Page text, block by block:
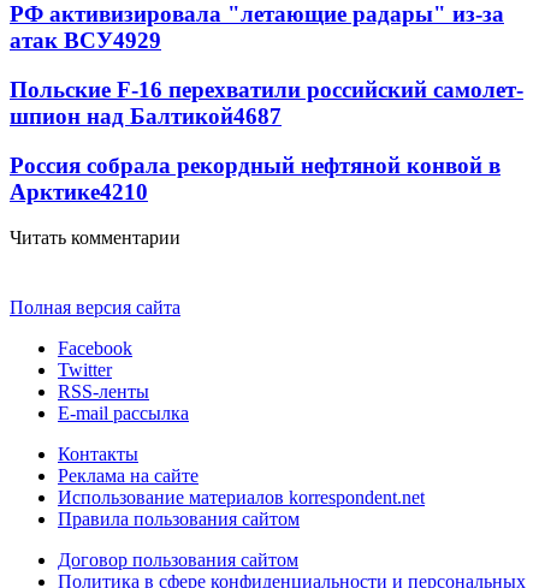
РФ активизировала "летающие радары" из-за
атак ВСУ4929
Польские F-16 перехватили российский самолет-
шпион над Балтикой4687
Россия собрала рекордный нефтяной конвой в
Арктике4210
Читать комментарии
Полная версия сайта
Facebook
Twitter
RSS-ленты
E-mail рассылка
Контакты
Реклама на сайте
Использование материалов korrespondent.net
Правила пользования сайтом
Договор пользования сайтом
Политика в сфере конфиденциальности и персональных